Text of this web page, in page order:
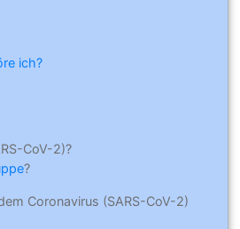
ich?
CoV-2)?
?
Coronavirus (SARS-CoV-2)